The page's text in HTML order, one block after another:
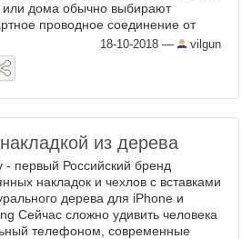
дома обычно выбирают
проводное соединение от
провайдера. Принято считать,
"проводной" интернет ...
18-10-2018 — vilgun
из дерева
- первый Российский бренд
накладок и чехлов с вставками
дерева для iPhone и
Сейчас сложно удивить человека
телефоном, современные